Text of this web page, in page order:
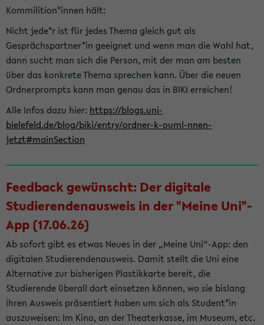
Kommilition*innen hält:
Nicht jede*r ist für jedes Thema gleich gut als
Gesprächspartner*in geeignet und wenn man die Wahl hat,
dann sucht man sich die Person, mit der man am besten
über das konkrete Thema sprechen kann. Über die neuen
Ordnerprompts kann man genau das in BIKI erreichen!
Alle Infos dazu hier: https://blogs.uni-
bielefeld.de/blog/biki/entry/ordner-k-ouml-nnen-
jetzt#mainSection
Feedback gewünscht: Der digitale
Studierendenausweis in der "Meine Uni"-
App (17.06.26)
Ab sofort gibt es etwas Neues in der „Meine Uni“-App: den
digitalen Studierendenausweis. Damit stellt die Uni eine
Alternative zur bisherigen Plastikkarte bereit, die
Studierende überall dort einsetzen können, wo sie bislang
ihren Ausweis präsentiert haben um sich als Student*in
auszuweisen: Im Kino, an der Theaterkasse, im Museum, etc.